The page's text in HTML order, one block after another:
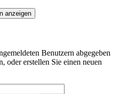
anzeigen
Benutzern abgegeben
oder erstellen Sie einen neuen